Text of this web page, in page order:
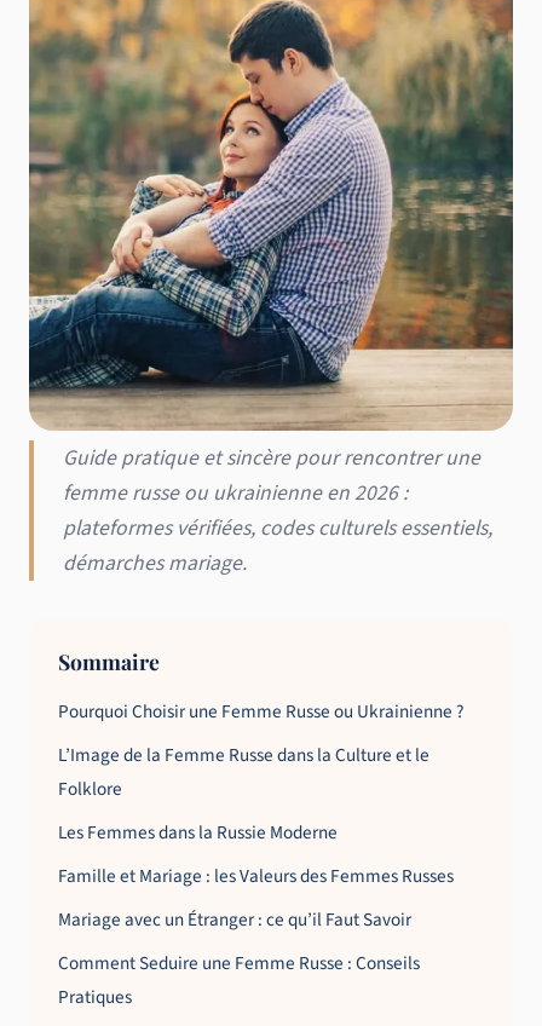
Guide pratique et sincère pour rencontrer une
femme russe ou ukrainienne en 2026 :
plateformes vérifiées, codes culturels essentiels,
démarches mariage.
Sommaire
Pourquoi Choisir une Femme Russe ou Ukrainienne ?
L’Image de la Femme Russe dans la Culture et le
Folklore
Les Femmes dans la Russie Moderne
Famille et Mariage : les Valeurs des Femmes Russes
Mariage avec un Étranger : ce qu’il Faut Savoir
Comment Seduire une Femme Russe : Conseils
Pratiques